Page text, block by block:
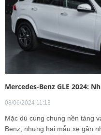
Mercedes-Benz GLE 2024:
08/06/2024 11:13
Mặc dù cùng chung nền tảng
Benz, nhưng hai mẫu xe gần